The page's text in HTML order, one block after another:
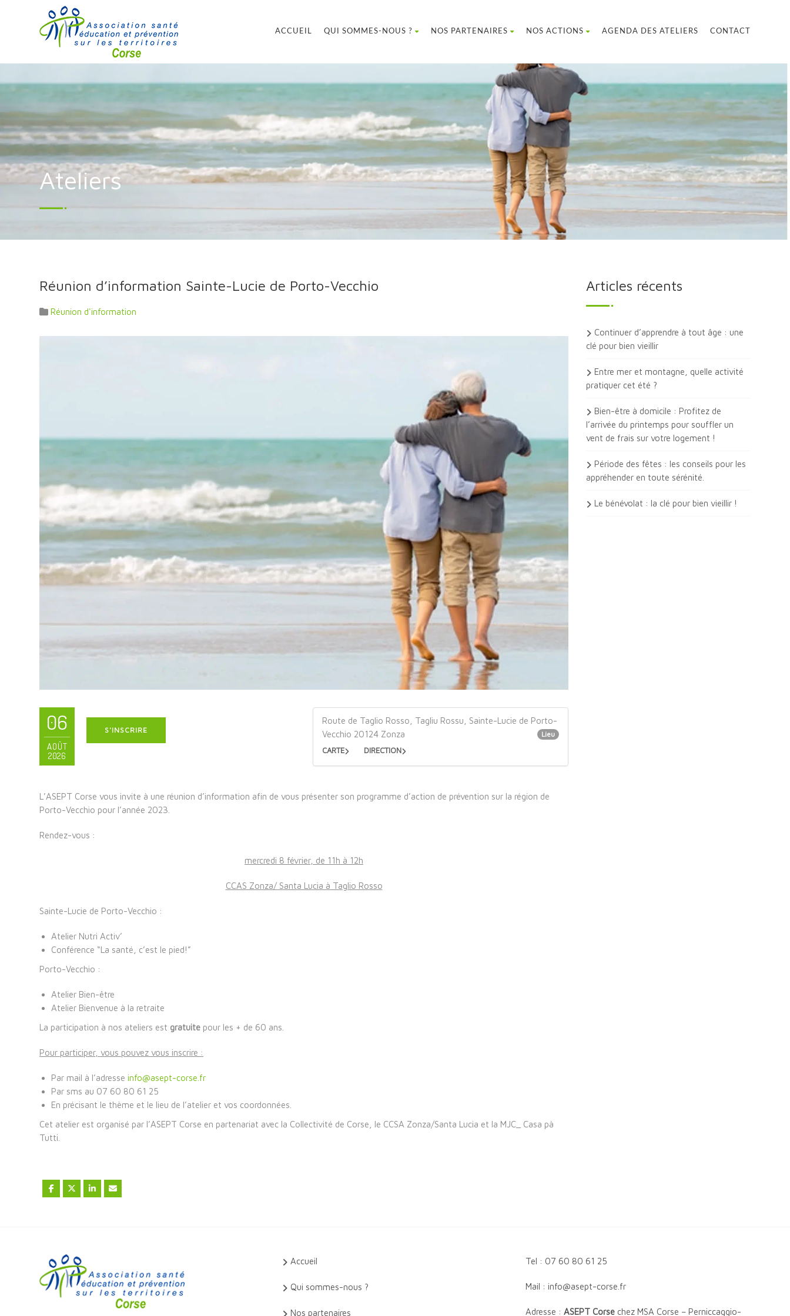
ACCUEIL QUI SOMMES-NOUS ? NOS PARTENAIRES NOS ACTIONS AGENDA DES ATELIERS CONTACT
Ateliers
Réunion d’information Sainte-Lucie de Porto-Vecchio
Réunion d'information
06
AOÛT
2026
S'INSCRIRE
Route de Taglio Rosso, Tagliu Rossu, Sainte-Lucie de Porto-
Vecchio 20124 Zonza
Lieu
CARTE DIRECTION
L’ASEPT Corse vous invite à une réunion d’information afin de vous présenter son programme d’action de prévention sur la région de
Porto-Vecchio pour l’année 2023.
Rendez-vous :
mercredi 8 février, de 11h à 12h
CCAS Zonza/ Santa Lucia à Taglio Rosso
Sainte-Lucie de Porto-Vecchio :
Atelier Nutri Activ’
Conférence “La santé, c’est le pied!”
Porto-Vecchio :
Atelier Bien-être
Atelier Bienvenue à la retraite
La participation à nos ateliers est gratuite pour les + de 60 ans.
Pour participer, vous pouvez vous inscrire :
Par mail à l’adresse info@asept-corse.fr
Par sms au 07 60 80 61 25
En précisant le thème et le lieu de l’atelier et vos coordonnées.
Cet atelier est organisé par l’ASEPT Corse en partenariat avec la Collectivité de Corse, le CCSA Zonza/Santa Lucia et la MJC_ Casa pà
Tutti.
Articles récents
Continuer d’apprendre à tout âge : une
clé pour bien vieillir
Entre mer et montagne, quelle activité
pratiquer cet été ?
Bien-être à domicile : Profitez de
l’arrivée du printemps pour souffler un
vent de frais sur votre logement !
Période des fêtes : les conseils pour les
appréhender en toute sérénité.
Le bénévolat : la clé pour bien vieillir !
Accueil
Qui sommes-nous ?
Nos partenaires
Tel : 07 60 80 61 25
Mail : info@asept-corse.fr
Adresse : ASEPT Corsechez MSA Corse – Perniccaggio-